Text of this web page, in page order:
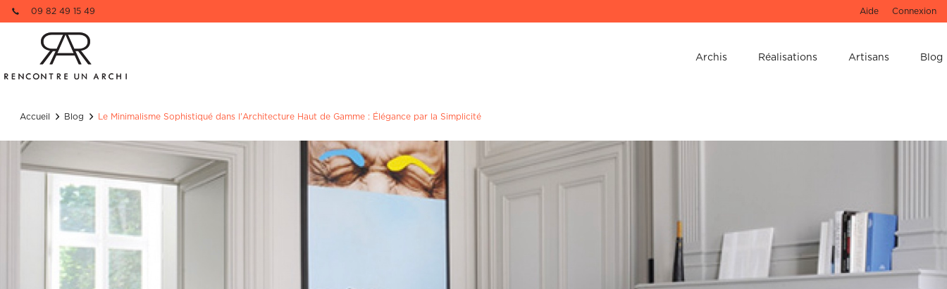
09 82 49 15 49 Aide Connexion
Archis Réalisations Artisans Blog
Accueil Blog Le Minimalisme Sophistiqué dans l'Architecture Haut de Gamme : Élégance par la Simplicité
Nom